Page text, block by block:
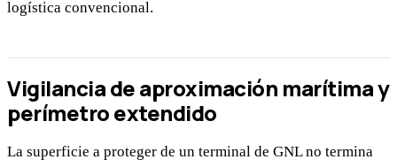
logística convencional.
Vigilancia de aproximación marítima y
perímetro extendido
La superficie a proteger de un terminal de GNL no termina